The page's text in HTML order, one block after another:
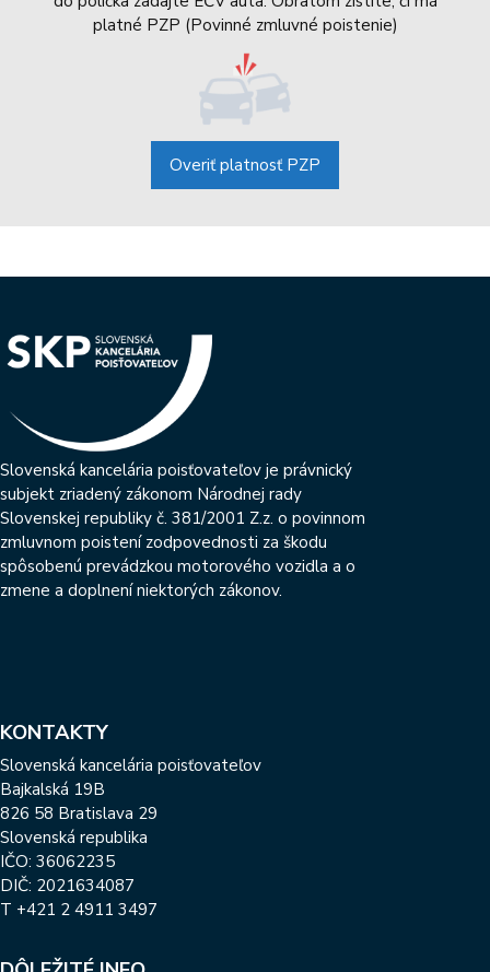
platné PZP (Povinné zmluvné poistenie)
Overiť platnosť PZP
Slovenská kancelária poisťovateľov je právnický
subjekt zriadený zákonom Národnej rady
Slovenskej republiky č. 381/2001 Z.z. o povinnom
zmluvnom poistení zodpovednosti za škodu
spôsobenú prevádzkou motorového vozidla a o
zmene a doplnení niektorých zákonov.
KONTAKTY
Slovenská kancelária poisťovateľov
Bajkalská 19B
826 58 Bratislava 29
Slovenská republika
IČO: 36062235
DIČ: 2021634087
T +421 2 4911 3497